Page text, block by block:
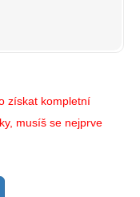
získat kompletní
musíš se nejprve